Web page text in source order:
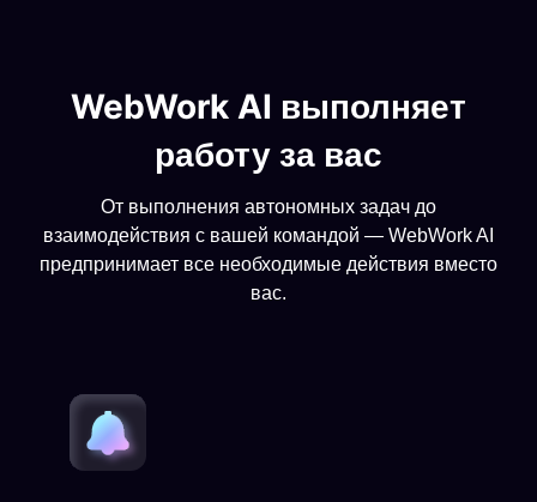
WebWork AI выполняет
работу за вас
От выполнения автономных задач до
взаимодействия с вашей командой — WebWork AI
предпринимает все необходимые действия вместо
вас.